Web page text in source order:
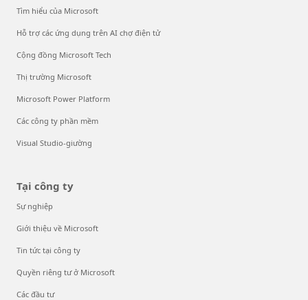
Tìm hiểu của Microsoft
Hỗ trợ các ứng dụng trên AI chợ điện tử
Cộng đồng Microsoft Tech
Thị trường Microsoft
Microsoft Power Platform
Các công ty phần mềm
Visual Studio-giường
Tại công ty
Sự nghiệp
Giới thiệu về Microsoft
Tin tức tại công ty
Quyền riêng tư ở Microsoft
Các đầu tư